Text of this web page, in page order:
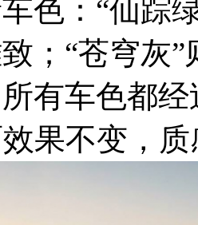
色：“仙踪
；“苍穹灰
有车色都
果不变，